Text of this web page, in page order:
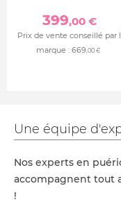
399,00 €
Prix de vente conseillé par
marque : 669,00 €
Une équipe
Nos experts en
accompagnent tout
!